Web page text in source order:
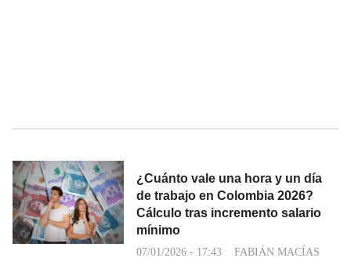
¿Cuánto vale una hora y un día
de trabajo en Colombia 2026?
Cálculo tras incremento salario
mínimo
07/01/2026 - 17:43 FABIÁN MACÍAS